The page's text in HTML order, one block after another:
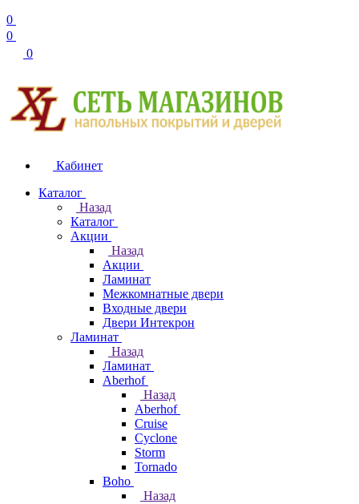
0
0
0
Кабинет
Каталог
Назад
Каталог
Акции
Назад
Акции
Ламинат
Межкомнатные двери
Входные двери
Двери Интекрон
Ламинат
Назад
Ламинат
Aberhof
Назад
Aberhof
Cruise
Cyclone
Storm
Tornado
Boho
Назад